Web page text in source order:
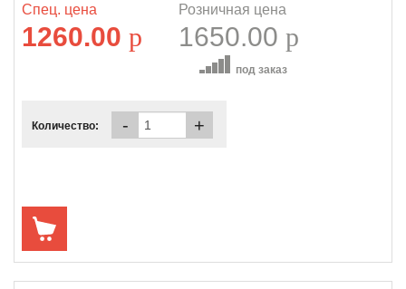
Спец. цена
1260.00 p
Розничная цена
1650.00 p
под заказ
Количество: - +